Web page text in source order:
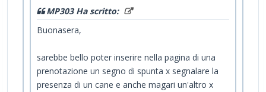
MP303 Ha scritto:
Buonasera,
sarebbe bello poter inserire nella pagina di una
prenotazione un segno di spunta x segnalare la
presenza di un cane e anche magari un'altro x